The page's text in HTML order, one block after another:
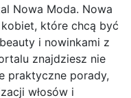
Nowa Moda. Nowa
które chcą być
i nowinkami z
znajdziesz nie
praktyczne porady,
włosów i